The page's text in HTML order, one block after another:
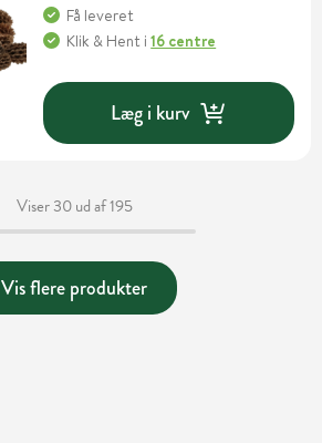
Få leveret
Klik & Hent i16 centre
Læg i kurv
Viser 30 ud af 195
Vis flere produkter